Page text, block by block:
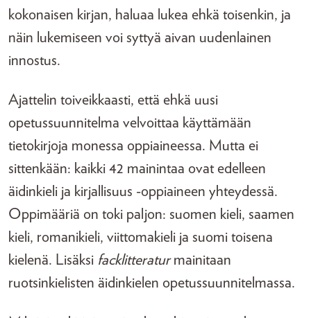
kokonaisen kirjan, haluaa lukea ehkä toisenkin, ja
näin lukemiseen voi syttyä aivan uudenlainen
innostus.
Ajattelin toiveikkaasti, että ehkä uusi
opetussuunnitelma velvoittaa käyttämään
tietokirjoja monessa oppiaineessa. Mutta ei
sittenkään: kaikki 42 mainintaa ovat edelleen
äidinkieli ja kirjallisuus -oppiaineen yhteydessä.
Oppimääriä on toki paljon: suomen kieli, saamen
kieli, romanikieli, viittomakieli ja suomi toisena
kielenä. Lisäksi facklitteraturmainitaan
ruotsinkielisten äidinkielen opetussuunnitelmassa.